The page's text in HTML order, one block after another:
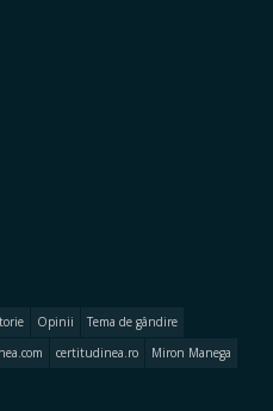
Opinii
Tema de gândire
certitudinea.ro
Miron Manega